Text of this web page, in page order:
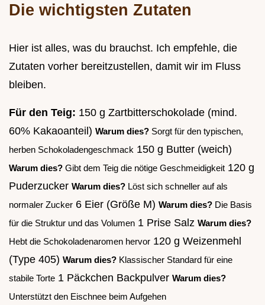
Die wichtigsten Zutaten
Hier ist alles, was du brauchst. Ich empfehle, die
Zutaten vorher bereitzustellen, damit wir im Fluss
bleiben.
Für den Teig: 150 g Zartbitterschokolade (mind.
60% Kakaoanteil) Warum dies? Sorgt für den typischen,
herben Schokoladengeschmack 150 g Butter (weich)
Warum dies? Gibt dem Teig die nötige Geschmeidigkeit 120 g
Puderzucker Warum dies? Löst sich schneller auf als
normaler Zucker 6 Eier (Größe M) Warum dies? Die Basis
für die Struktur und das Volumen 1 Prise Salz Warum dies?
Hebt die Schokoladenaromen hervor 120 g Weizenmehl
(Type 405) Warum dies? Klassischer Standard für eine
stabile Torte 1 Päckchen Backpulver Warum dies?
Unterstützt den Eischnee beim Aufgehen